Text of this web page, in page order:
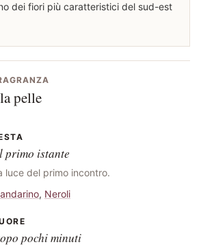
dei fiori più caratteristici del sud-est
pelle
primo istante
luce del primo incontro.
, Neroli
pochi minuti